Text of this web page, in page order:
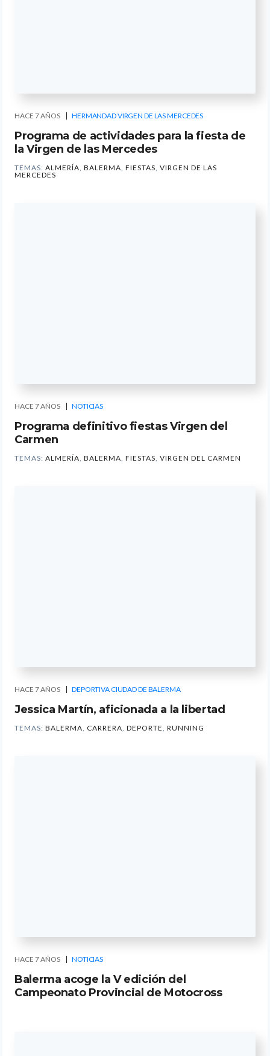
HACE 7 AÑOS HERMANDAD VIRGEN DE LAS MERCEDES
Programa de actividades para la fiesta de
la Virgen de las Mercedes
TEMAS: ALMERÍA, BALERMA, FIESTAS, VIRGEN DE LAS
MERCEDES
HACE 7 AÑOS NOTICIAS
Programa definitivo fiestas Virgen del
Carmen
TEMAS: ALMERÍA, BALERMA, FIESTAS, VIRGEN DEL CARMEN
HACE 7 AÑOS DEPORTIVA CIUDAD DE BALERMA
Jessica Martín, aficionada a la libertad
TEMAS: BALERMA, CARRERA, DEPORTE, RUNNING
HACE 7 AÑOS NOTICIAS
Balerma acoge la V edición del
Campeonato Provincial de Motocross